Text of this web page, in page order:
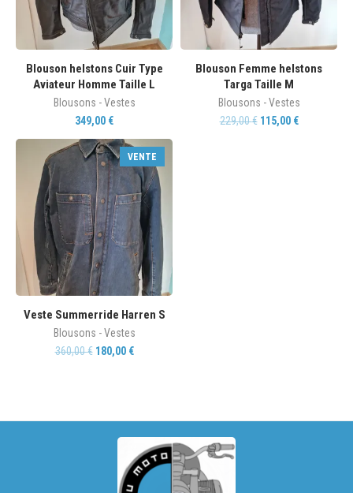
Blouson helstons Cuir Type
Aviateur Homme Taille L
Blousons - Vestes
349,00 €
Blouson Femme helstons
Targa Taille M
Blousons - Vestes
229,00€ 115,00 €
VENTE
Veste Summerride Harren S
Blousons - Vestes
360,00€ 180,00 €